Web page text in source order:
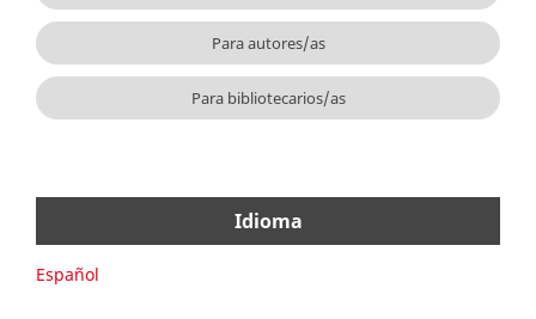
Para autores/as
Para bibliotecarios/as
Idioma
Español